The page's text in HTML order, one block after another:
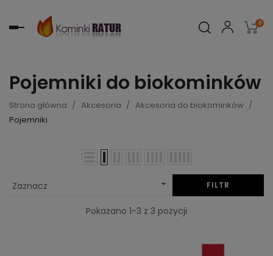
Toggle 0
Pojemniki do biokominków
Strona główna Akcesoria
Akcesoria do biokominków
Pojemniki
Zaznacz  FILTR
Pokazano 1-3 z 3 pozycji